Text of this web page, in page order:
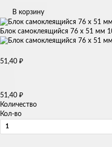
В корзину
Блок самоклеящийся 76 х 51 мм
51,40 ₽
51,40 ₽
Количество
Кол-во